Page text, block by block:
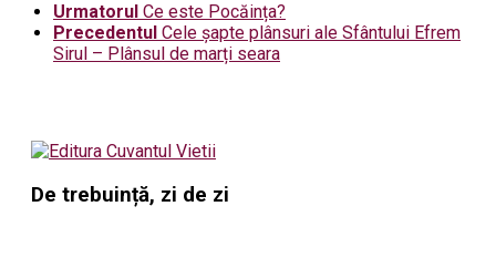
Urmatorul Ce este Pocăința?
Precedentul Cele șapte plânsuri ale Sfântului Efrem
Sirul – Plânsul de marți seara
De trebuință, zi de zi